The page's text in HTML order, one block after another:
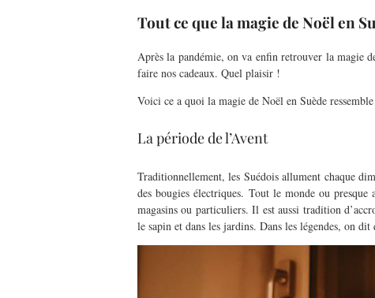
Tout ce que la magie de Noël en
Après la pandémie, on va enfin retrouver la magie
faire nos cadeaux. Quel plaisir !
Voici ce a quoi la magie de Noël en Suède
La période de l’Avent
Traditionnellement, les Suédois allument chaque
desbougies électriques. Tout le monde ou presque
magasins ou particuliers. Il est aussi tradition
le sapin et dans les jardins. Dans les légendes, on dit